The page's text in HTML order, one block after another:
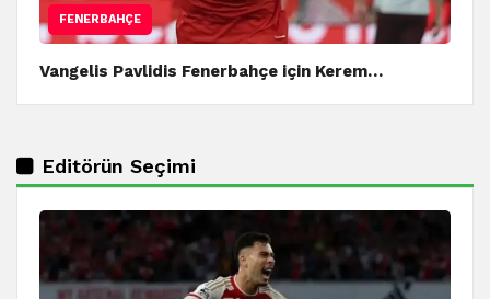
FENERBAHÇE
Vangelis Pavlidis Fenerbahçe için Kerem…
Editörün Seçimi